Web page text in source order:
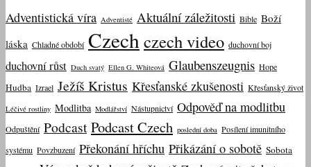
Adventistická víra Adventisté Aktuální záležitosti Bible Boží
láska Chladné období Czechczech video duchovní boj
duchovní růst Duch svatý Ellen G. Whiteová Glaubenszeugnis Hope
Hudba Izrael Ježíš Kristus Křesťanské zkušenosti Křesťanský život
Léčivé rostliny Modlitba Modlářství Nástupnictví Odpověď na modlitbu
Odpuštění Podcast Podcast Czech poslední doba Posílení imunitního
systému Povzbuzení Překonání hříchu Přikázání o sobotě Sobota